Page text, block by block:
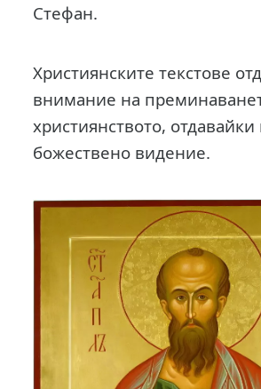
Стефан.
Християнските текстове
внимание на
християнството, отдавайки
божествено видение.